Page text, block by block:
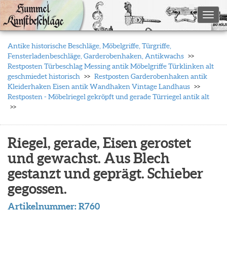
Antike historische Beschläge, Möbelgriffe, Türgriffe,
Fensterladenbeschläge, Garderobenhaken, Antikwachs
Restposten Türbeschlag Messing antik Möbelgriffe Türklinken alt
geschmiedet historisch
Restposten Garderobenhaken antik
Kleiderhaken Eisen antik Wandhaken Vintage Landhaus
Restposten - Möbelriegel gekröpft und gerade Türriegel antik alt
Riegel, gerade, Eisen gerostet
und gewachst. Aus Blech
gestanzt und geprägt. Schieber
gegossen.
Artikelnummer:R760